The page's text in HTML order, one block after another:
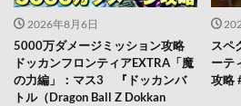
2026年8月6日
5000万ダメージミッション攻略
ドッカンフロンティアEXTRA「魔
の力編」：マス3 『ドッカンバ
トル（Dragon Ball Z Dokkan
スペ
ーテ
攻略